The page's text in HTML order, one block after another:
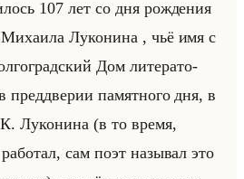
107 лет со дня рож­де­ния
Лу­ко­ни­на , чьё имя с
Дом ли­те­ра­то­
пред­две­рии па­мят­но­го дня, в
Лу­ко­ни­на (в то время,
сам поэт на­зы­вал это